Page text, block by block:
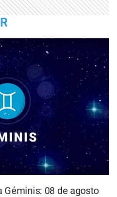
Géminis: 08 de agosto